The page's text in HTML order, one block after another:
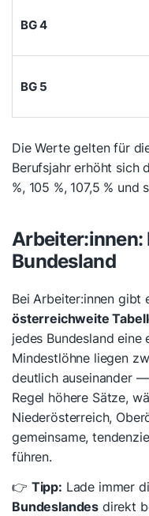
BG 4
BG 5
Die Werte gelten für
Berufsjahr erhöht sich
%, 105 %, 107,5 % und
Arbeiter:innen:
Bundesland
Bei Arbeiter:innen gibt
österreichweite
jedes Bundesland
Mindestlöhne liegen
deutlich auseinander
Regel höhere Sätze,
Niederösterreich,
gemeinsame,
führen.
👉 Tipp: Lade immer
Bundeslandes direkt